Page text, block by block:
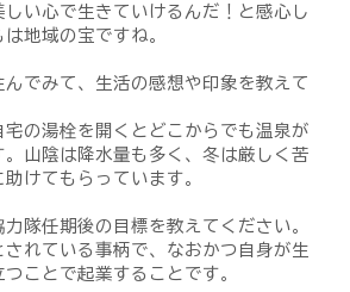
い心で生きていけるんだ！と感心し
は地域の宝ですね。
でみて、生活の感想や印象を教えて
の湯栓を開くとどこからでも温泉が
山陰は降水量も多く、冬は厳しく苦
けてもらっています。
隊任期後の目標を教えてください。
れている事柄で、なおかつ自身が生
ことで起業することです。